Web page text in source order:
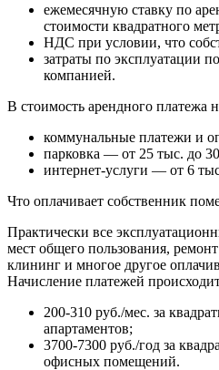
ежемесячную ставку по
стоимости квадратного
НДС при условии, что
затраты по эксплуатации
компанией.
В стоимость арендного платежа
коммунальные платежи и
парковка — от 25 тыс. до
интернет-услуги — от 6
Что оплачивает собственник
Практически все
мест общего пользования,
клининг и многое другое
Начисление платежей
200-310 руб./мес. за
апартаментов;
3700-7300 руб./год за
офисных помещений.